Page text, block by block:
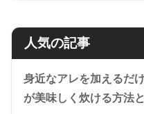
人気の記事
身近なアレを加えるだ
が美味しく炊ける方法